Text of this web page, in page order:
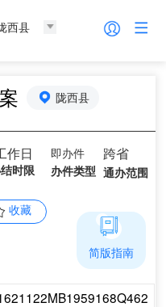
西县
陇西县
作日
时限
即办件
办件类型
跨省
通办范围
收藏
简版指南